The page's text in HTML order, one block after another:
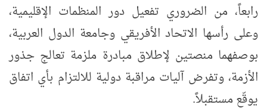
رابعاً، من الضروري تفعيل دور المنظمات الإقليمية،
وعلى رأسها الاتحاد الأفريقي وجامعة الدول العربية،
بوصفهما منصتين لإطلاق مبادرة ملزمة تعالج جذور
الأزمة، وتفرض آليات مراقبة دولية للالتزام بأي اتفاق
يوقّع مستقبلاً.